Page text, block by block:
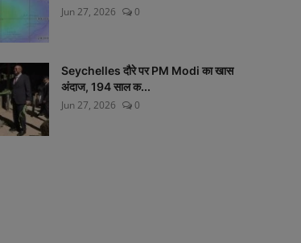
Jun 27, 2026
0
Seychelles दौरे पर PM Modi का खास
अंदाज, 194 साल क...
Jun 27, 2026
0